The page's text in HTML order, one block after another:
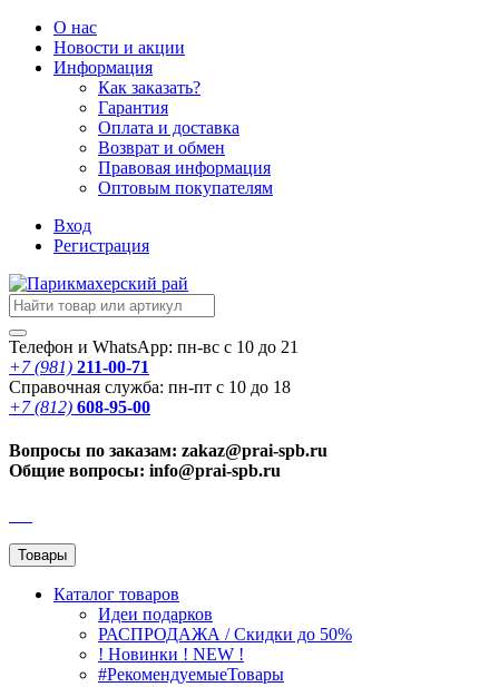
О нас
Новости и акции
Информация
Как заказать?
Гарантия
Оплата и доставка
Возврат и обмен
Правовая информация
Оптовым покупателям
Вход
Регистрация
Телефон и WhatsApp: пн-вс с 10 до 21
+7 (981) 211-00-71
Справочная служба: пн-пт с 10 до 18
+7 (812) 608-95-00
Вопросы по заказам: zakaz@prai-spb.ru
Общие вопросы: info@prai-spb.ru
Товары
Каталог товаров
Идеи подарков
РАСПРОДАЖА / Скидки до 50%
! Новинки ! NEW !
#РекомендуемыеТовары